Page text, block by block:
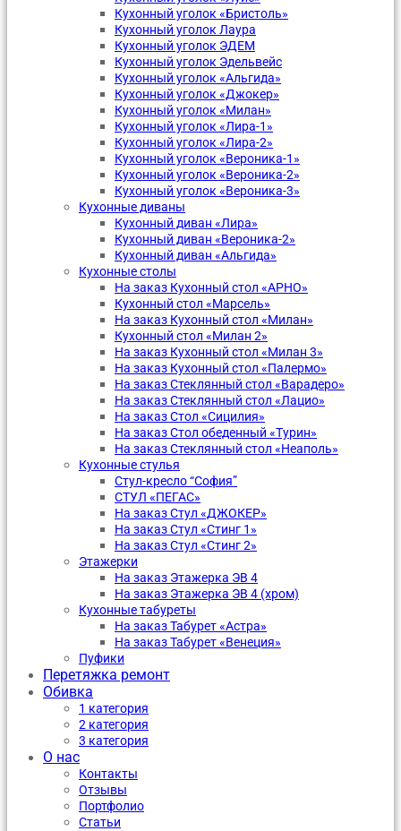
Кухонный уголок «Бристоль»
Кухонный уголок Лаура
Кухонный уголок ЭДЕМ
Кухонный уголок Эдельвейс
Кухонный уголок «Альгида»
Кухонный уголок «Джокер»
Кухонный уголок «Милан»
Кухонный уголок «Лира-1»
Кухонный уголок «Лира-2»
Кухонный уголок «Вероника-1»
Кухонный уголок «Вероника-2»
Кухонный уголок «Вероника-3»
Кухонные диваны
Кухонный диван «Лира»
Кухонный диван «Вероника-2»
Кухонный диван «Альгида»
Кухонные столы
На заказ Кухонный стол «АРНО»
Кухонный стол «Марсель»
На заказ Кухонный стол «Милан»
Кухонный стол «Милан 2»
На заказ Кухонный стол «Милан 3»
На заказ Кухонный стол «Палермо»
На заказ Стеклянный стол «Варадеро»
На заказ Стеклянный стол «Лацио»
На заказ Стол «Сицилия»
На заказ Стол обеденный «Турин»
На заказ Стеклянный стол «Неаполь»
Кухонные стулья
Стул-кресло “София”
CТУЛ «ПЕГАС»
На заказ Стул «ДЖОКЕР»
На заказ Стул «Стинг 1»
На заказ Стул «Стинг 2»
Этажерки
На заказ Этажерка ЭВ 4
На заказ Этажерка ЭВ 4 (хром)
Кухонные табуреты
На заказ Табурет «Астра»
На заказ Табурет «Венеция»
Пуфики
Перетяжка ремонт
Обивка
1 категория
2 категория
3 категория
О нас
Контакты
Отзывы
Портфолио
Статьи